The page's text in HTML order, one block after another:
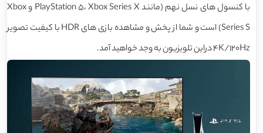
با کنسول های نسل نهم (مانند PlayStation 5، Xbox Series X و Xbox
Series S) است و شما از پخش و مشاهده بازی های HDR با کیفیت تصویر
4K/120Hz دراین تلویزیون به وجد خواهید آمد.